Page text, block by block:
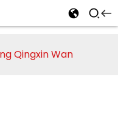
Qingxin Wan